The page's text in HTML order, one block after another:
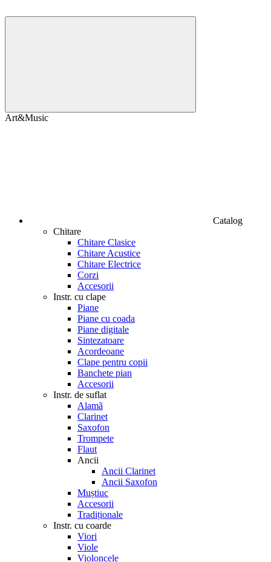
Art&Music
Catalog
Chitare
Chitare Clasice
Chitare Acustice
Chitare Electrice
Corzi
Accesorii
Instr. cu clape
Piane
Piane cu coada
Piane digitale
Sintezatoare
Acordeoane
Clape pentru copii
Banchete pian
Accesorii
Instr. de suflat
Alamã
Clarinet
Saxofon
Trompete
Flaut
Ancii
Ancii Clarinet
Ancii Saxofon
Muștiuc
Accesorii
Tradiționale
Instr. cu coarde
Viori
Viole
Violoncele